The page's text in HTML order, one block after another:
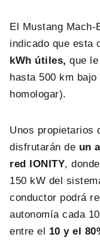
El Mustang
indicado que esta
kWh útiles, que
hasta 500 km
homologar).
Unos propietarios
disfrutarán de un
red IONITY,
150 kW del
conductor podrá
autonomía cada
entre el 10 y el